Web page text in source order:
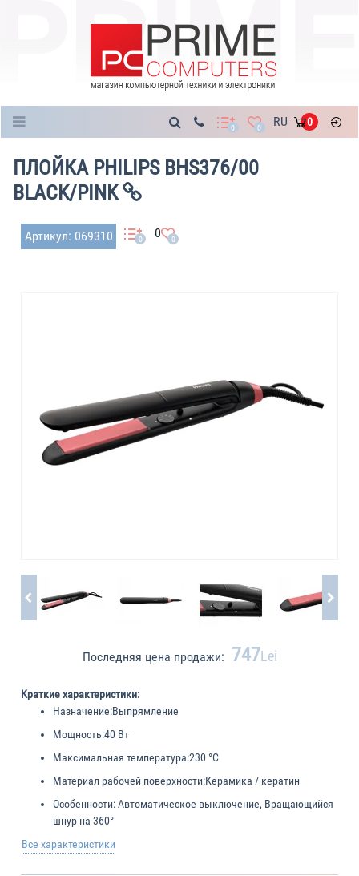
0 0 RU 0
ПЛОЙКА PHILIPS BHS376/00
BLACK/PINK
Артикул: 069310 0 0 0
Последняя цена продажи: 747Lei
Краткие характеристики:
Назначение:Выпрямление
Мощность:40 Вт
Максимальная температура:230 °C
Материал рабочей поверхности:Керамика / кератин
Особенности:Автоматическое выключение, Вращающийся
шнур на 360°
Все характеристики